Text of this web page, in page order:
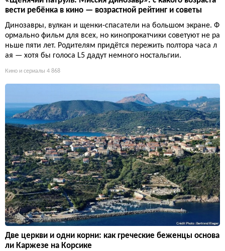
вести ребёнка в кино — возрастной рейтинг и советы
Динозавры, вулкан и щенки-спасатели на большом экране. Ф
ормально фильм для всех, но кинопрокатчики советуют не ра
ньше пяти лет. Родителям придётся пережить полтора часа л
ая — хотя бы голоса L5 дадут немного ностальгии.
Кино и сериалы 4 868
Две церкви и одни корни: как греческие беженцы основа
ли Каржезе на Корсике